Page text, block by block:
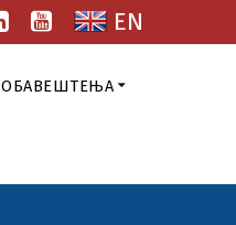
EN
ОБАВЕШТЕЊА